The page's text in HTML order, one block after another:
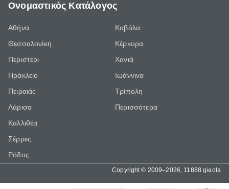
Ονομαστικός Κατάλογος
Αθήνα
Θεσσαλονίκη
Περιστέρι
Ηράκλειο
Πειραιάς
Λάρισα
Καλλιθέα
Σέρρες
Ρόδος
Καβάλα
Κέρκυρα
Χανιά
Ιωάννινα
Τρίπολη
Περισσότερα
Copyright © 2009–2026, 11888 giaola